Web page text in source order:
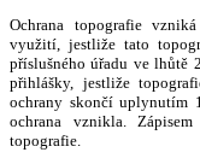
Ochrana topografie
využití, jestliže tato
příslušného úřadu ve
přihlášky, jestliže
ochrany skončí uplynutím
ochrana vznikla.
topografie.